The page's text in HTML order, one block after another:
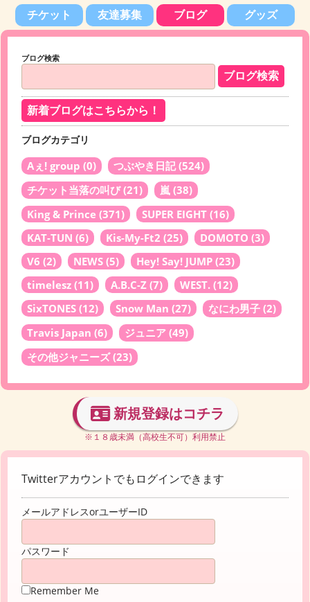
チケット 友達募集 ブログ グッズ
ブログ検索
新着ブログはこちらから！
ブログカテゴリ
Aぇ! group (0) つぶやき日記(524)
チケット当落の叫び(21) 嵐 (38)
King & Prince (371) SUPER EIGHT (16)
KAT-TUN (6) Kis-My-Ft2 (25) DOMOTO (3)
V6 (2) NEWS (5) Hey! Say! JUMP (23)
timelesz (11) A.B.C-Z (7) WEST. (12)
SixTONES (12) Snow Man (27) なにわ男子 (2)
Travis Japan (6) ジュニア (49)
その他ジャニーズ(23)
新規登録はコチラ
※１８歳未満（高校生不可）利用禁止
Twitterアカウントでもログインできます
メールアドレスorユーザーID
パスワード
Remember Me